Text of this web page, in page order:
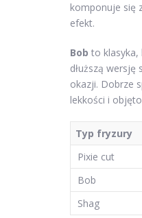
komponuje się
efekt.
Bob to klasyka,
dłuższą
okazji. Dobrze
lekkości i
Typ fryzury
Pixie cut
Bob
Shag